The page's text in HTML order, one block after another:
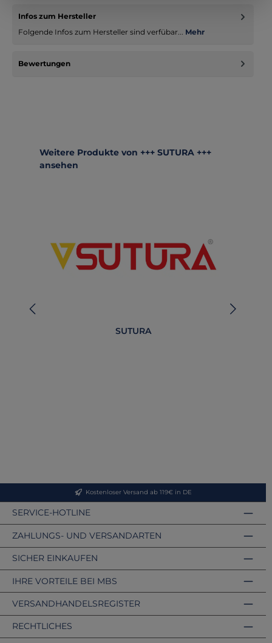
Infos zum Hersteller
Folgende Infos zum Hersteller sind verfübar... Mehr
Bewertungen
Produktgalerie überspringen
Weitere Produkte von +++ SUTURA +++
ansehen
SUTURA
Kostenloser Versand ab 119€ in DE
SERVICE-HOTLINE
ZAHLUNGS- UND VERSANDARTEN
VERSANDHANDELSREGISTER
SICHER EINKAUFEN
IHRE VORTEILE BEI MBS
RECHTLICHES